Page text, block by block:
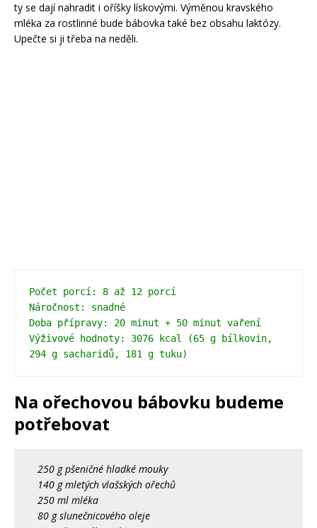
ty se dají nahradit i oříšky lískovými. Výměnou kravského
mléka za rostlinné bude bábovka také bez obsahu laktózy.
Upečte si ji třeba na neděli.
Počet porcí: 8 až 12 porcí
Náročnost: snadné
Doba přípravy: 20 minut + 50 minut vaření
Výživové hodnoty: 3076 kcal (65 g bílkovin,
294 g sacharidů, 181 g tuku)
Na ořechovou bábovku budeme
potřebovat
250 g pšeničné hladké mouky
140 g mletých vlašských ořechů
250 ml mléka
80 g slunečnicového oleje